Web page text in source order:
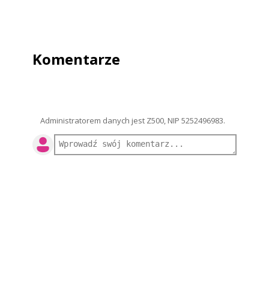
Komentarze
Administratorem danych jest Z500, NIP 5252496983.